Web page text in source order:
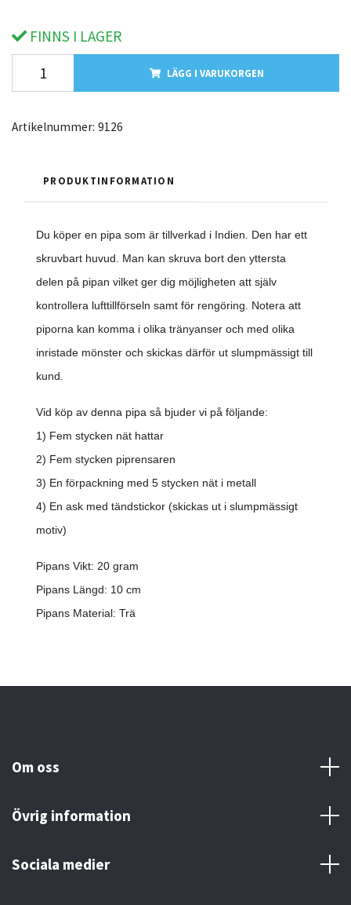
FINNS I LAGER
LÄGG I VARUKORGEN
Artikelnummer: 9126
PRODUKTINFORMATION
Du köper en pipa som är tillverkad i Indien. Den har ett
skruvbart huvud. Man kan skruva bort den yttersta
delen på pipan vilket ger dig möjligheten att själv
kontrollera lufttillförseln samt för rengöring. Notera att
piporna kan komma i olika tränyanser och med olika
inristade mönster och skickas därför ut slumpmässigt till
kund.
Vid köp av denna pipa så bjuder vi på följande:
1) Fem stycken nät hattar
2) Fem stycken piprensaren
3) En förpackning med 5 stycken nät i metall
4) En ask med tändstickor (skickas ut i slumpmässigt
motiv)
Pipans Vikt: 20 gram
Pipans Längd: 10 cm
Pipans Material: Trä
Om oss
Övrig information
Sociala medier